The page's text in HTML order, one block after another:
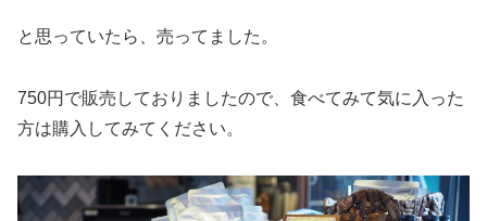
と思っていたら、売ってました。
750円で販売しておりましたので、食べてみて気に入った
方は購入してみてください。